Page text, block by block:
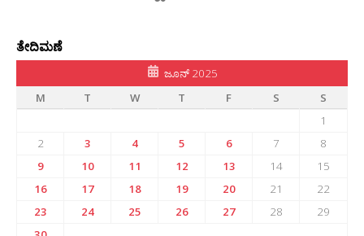
ತೇದಿಮಣೆ
ಜೂನ್ 2025
M
T W T F S
S
1
2
3 4 5 6 7
8
9
10 11 12 13 14
15
16
17 18 19 20 21
22
23
24 25 26 27 28
29